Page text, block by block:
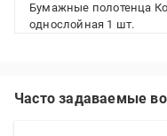
Бумажные полотенца
однослойная 1 шт.
Часто задаваемые